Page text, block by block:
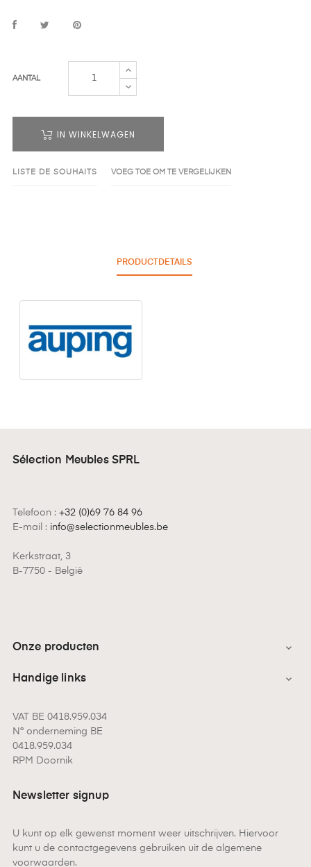
AANTAL
IN WINKELWAGEN
LISTE DE SOUHAITS VOEG TOE OM TE VERGELIJKEN
PRODUCTDETAILS
Sélection Meubles SPRL
Telefoon : +32 (0)69 76 84 96
E-mail : info@selectionmeubles.be
Kerkstraat, 3
B-7750 - België
Onze producten 
Handige links 
VAT BE 0418.959.034
N° onderneming BE
0418.959.034
RPM Doornik
Newsletter signup
U kunt op elk gewenst moment weer uitschrijven. Hiervoor
kunt u de contactgegevens gebruiken uit de algemene
voorwaarden.